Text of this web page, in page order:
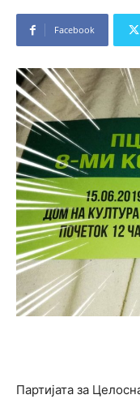
Facebook
Партијата за